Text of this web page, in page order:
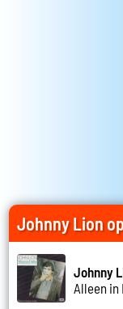
Johnny Lion
Johnny
Alleen in